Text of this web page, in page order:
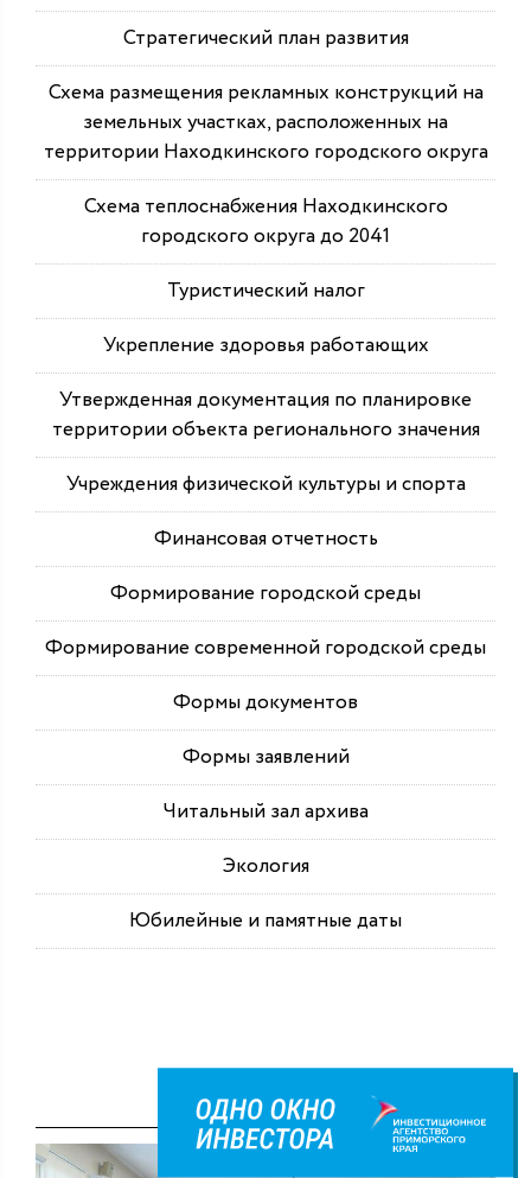
Стратегический план развития
Схема размещения рекламных конструкций на
земельных участках, расположенных на
территории Находкинского городского округа
Схема теплоснабжения Находкинского
городского округа до 2041
Туристический налог
Укрепление здоровья работающих
Утвержденная документация по планировке
территории объекта регионального значения
Учреждения физической культуры и спорта
Финансовая отчетность
Формирование городской среды
Формирование современной городской среды
Формы документов
Формы заявлений
Читальный зал архива
Экология
Юбилейные и памятные даты
Публикации